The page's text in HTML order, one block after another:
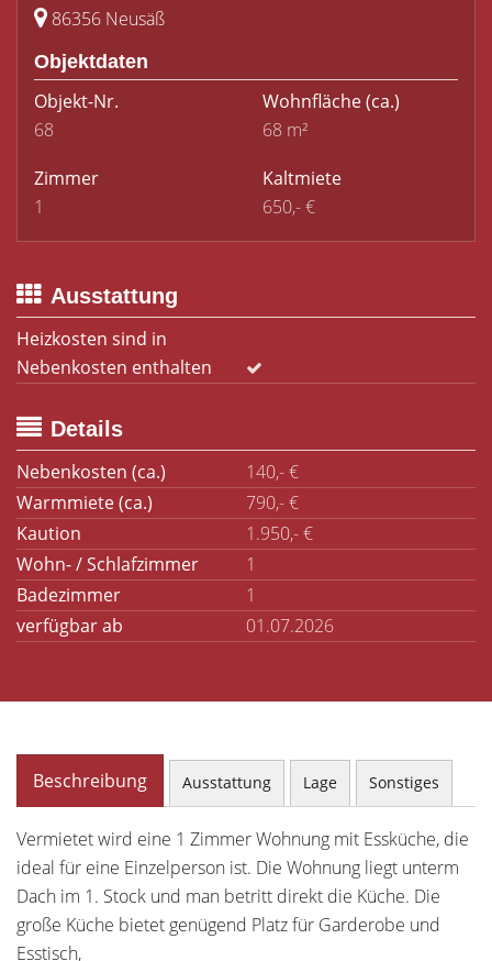
86356 Neusäß
Objektdaten
Objekt-Nr.
68
Wohnfläche(ca.)
68 m²
Zimmer
1
Kaltmiete
650,- €
Ausstattung
Heizkosten sind in
Nebenkosten enthalten
Details
Nebenkosten (ca.)
140,- €
Warmmiete (ca.)
790,- €
Kaution
1.950,- €
Wohn- / Schlafzimmer
1
Badezimmer
1
verfügbar ab
01.07.2026
Beschreibung Ausstattung Lage Sonstiges
Vermietet wird eine 1 Zimmer Wohnung mit Essküche, die
ideal für eine Einzelperson ist. Die Wohnung liegt unterm
Dach im 1. Stock und man betritt direkt die Küche. Die
große Küche bietet genügend Platz für Garderobe und
Esstisch,